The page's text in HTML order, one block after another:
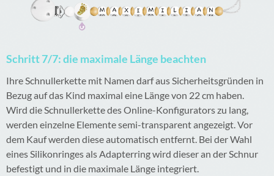
Schritt 7/7: die maximale Länge beachten
Ihre Schnullerkette mit Namen darf aus Sicherheitsgründen in
Bezug auf das Kind maximal eine Länge von 22 cm haben.
Wird die Schnullerkette des Online-Konfigurators zu lang,
werden einzelne Elemente semi-transparent angezeigt. Vor
dem Kauf werden diese automatisch entfernt. Bei der Wahl
eines Silikonringes als Adapterring wird dieser an der Schnur
befestigt und in die maximale Länge integriert.